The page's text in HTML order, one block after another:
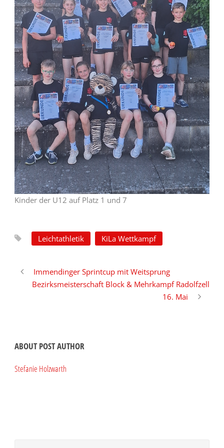
Kinder der U12 auf Platz 1 und 7
Leichtathletik KiLa Wettkampf
Immendinger Sprintcup mit Weitsprung
Bezirksmeisterschaft Block & Mehrkampf Radolfzell
16. Mai
ABOUT POST AUTHOR
Stefanie Holzwarth